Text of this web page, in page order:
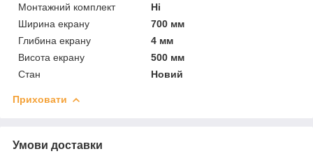
Монтажний комплект
Ні
Ширина екрану
700 мм
Глибина екрану
4 мм
Висота екрану
500 мм
Стан
Новий
Приховати
Умови доставки